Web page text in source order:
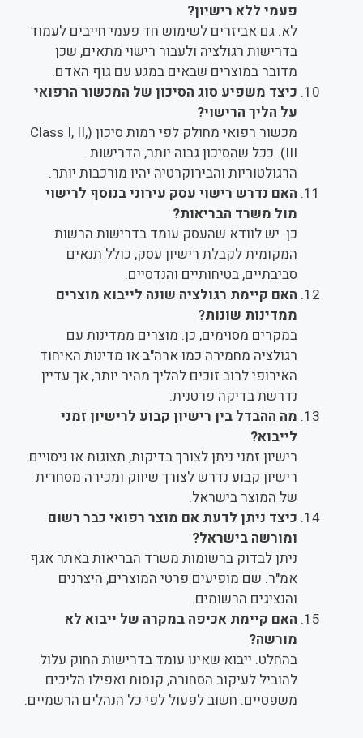
פעמי ללא רישיון?
לא. גם אביזרים לשימוש חד פעמי חייבים לעמוד
בדרישות רגולציה ולעבור רישוי מתאים, שכן
מדובר במוצרים שבאים במגע עם גוף האדם.
כיצד משפיע סוג הסיכון של המכשור הרפואי
על הליך הרישוי?
מכשור רפואי מחולק לפי רמות סיכון (Class I, II,
III). ככל שהסיכון גבוה יותר, הדרישות
הרגולטוריות והבירוקרטיה יהיו מורכבות יותר.
האם נדרש רישוי עסק עירוני בנוסף לרישוי
מול משרד הבריאות?
כן. יש לוודא שהעסק עומד בדרישות הרשות
המקומית לקבלת רישיון עסק, כולל תנאים
סביבתיים, בטיחותיים והנדסיים.
האם קיימת רגולציה שונה לייבוא מוצרים
ממדינות שונות?
במקרים מסוימים, כן. מוצרים ממדינות עם
רגולציה מחמירה כמו ארה"ב או מדינות האיחוד
האירופי לרוב זוכים להליך מהיר יותר, אך עדיין
נדרשת בדיקה פרטנית.
מה ההבדל בין רישיון קבוע לרישיון זמני
לייבוא?
רישיון זמני ניתן לצורך בדיקות, תצוגות או ניסויים.
רישיון קבוע נדרש לצורך שיווק ומכירה מסחרית
של המוצר בישראל.
כיצד ניתן לדעת אם מוצר רפואי כבר רשום
ומורשה בישראל?
ניתן לבדוק ברשומות משרד הבריאות באתר אגף
אמ"ר. שם מופיעים פרטי המוצרים, היצרנים
והנציגים הרשומים.
האם קיימת אכיפה במקרה של ייבוא לא
מורשה?
בהחלט. ייבוא שאינו עומד בדרישות החוק עלול
להוביל לעיקוב הסחורה, קנסות ואפילו הליכים
משפטיים. חשוב לפעול לפי כל הנהלים הרשמיים.